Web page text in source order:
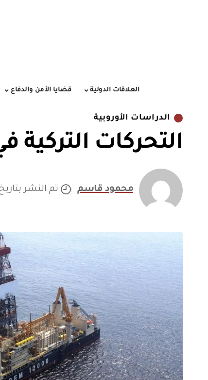
العلاقات الدولية قضايا الأمن والدفاع
الدراسات الأوروبية
التحركات
محمود قاسم تم النشر بتاريخ 14/05/